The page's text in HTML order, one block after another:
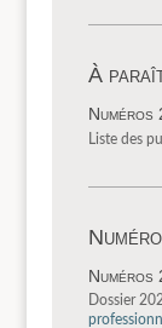
À
Numéros
Liste des
Numéros
Dossier